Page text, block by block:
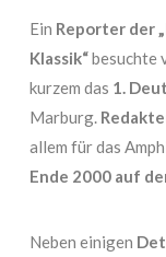
Ein Reporter der
Klassik“besuchte
kurzem das 1.
Marburg.
allem für das
Ende 2000 auf
Neben einigen